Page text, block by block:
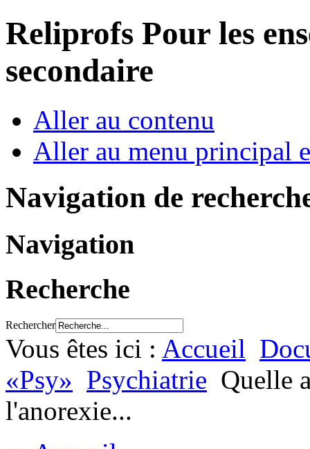
Reliprofs Pour les
secondaire
Aller au contenu
Aller au menu principal
Navigation de
Navigation
Recherche
Rechercher
Vous êtes ici : Accueil
«Psy» Psychiatrie Quelle
l'anorexie...